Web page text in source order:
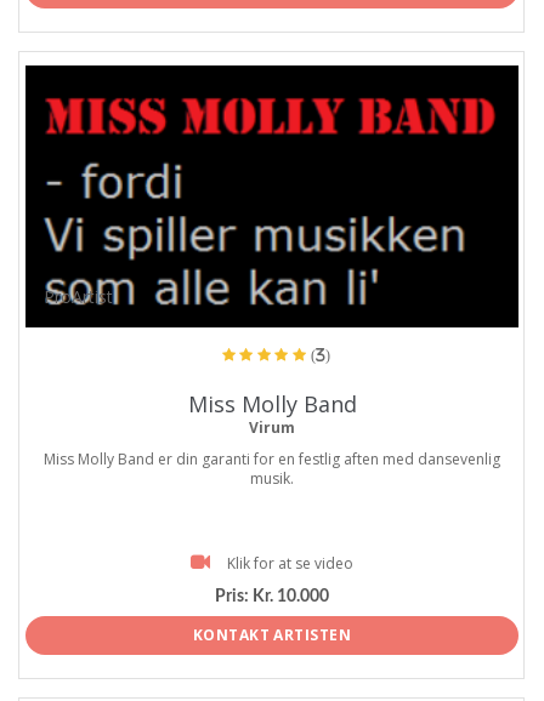
ProArtist
(3)
Miss Molly Band
Virum
Miss Molly Band er din garanti for en festlig aften med dansevenlig
musik.
Klik for at se video
Pris: Kr. 10.000
KONTAKT ARTISTEN